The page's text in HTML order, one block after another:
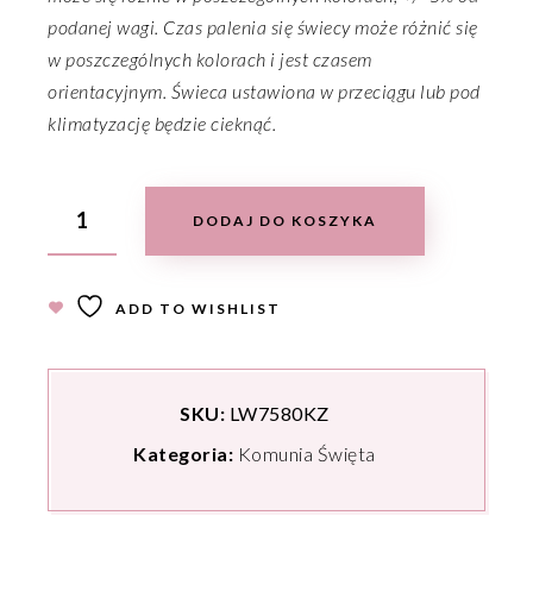
podanej wagi. Czas palenia się świecy może różnić się
w poszczególnych kolorach i jest czasem
orientacyjnym. Świeca ustawiona w przeciągu lub pod
klimatyzację będzie cieknąć.
DODAJ DO KOSZYKA
ADD TO WISHLIST
SKU: LW7580KZ
Kategoria: Komunia Święta